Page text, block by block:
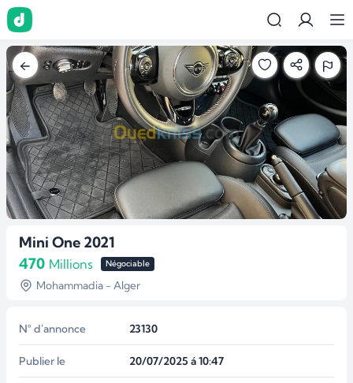
Mini One 2021
470 Millions Négociable
Mohammadia - Alger
N° d'annonce 23130
Publier le 20/07/2025 á 10:47